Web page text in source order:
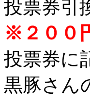
投票券引
※２００
投票券に
黒豚さん